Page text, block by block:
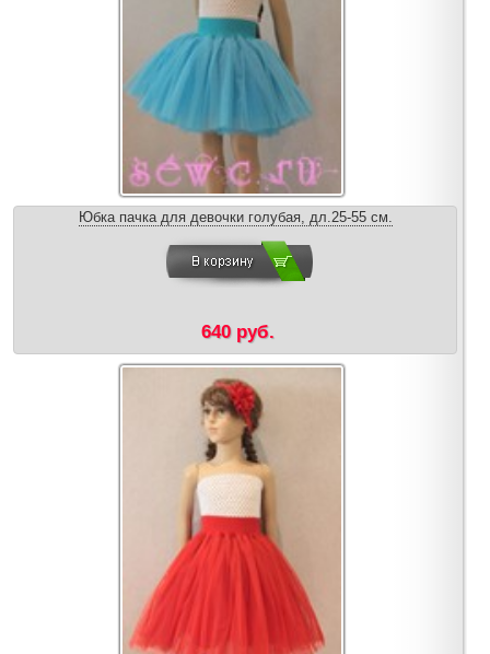
Юбка пачка для девочки голубая, дл.25-55 см.
640 руб.